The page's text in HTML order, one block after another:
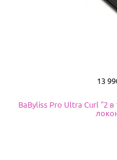
Цена
13
BaByliss Pro Ultra Curl "2